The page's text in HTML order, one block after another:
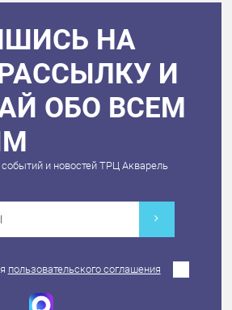
НА
И
ОБО ВСЕМ
событий и новостей ТРЦ Акварель
пользовательского соглашения